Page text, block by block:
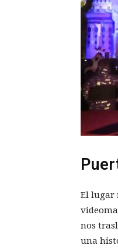
El lugar
nos
una